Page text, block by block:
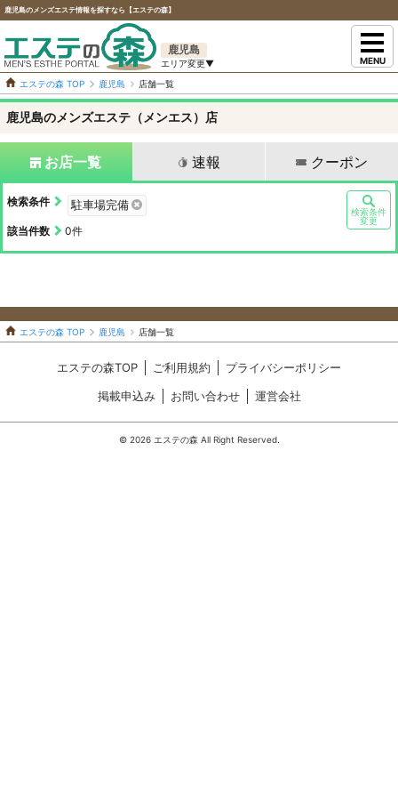
鹿児島のメンズエステ情報を探すなら【エステの森】
鹿児島
MENU
エステの森 TOP 鹿児島 店舗一覧
鹿児島のメンズエステ（メンエス）店
お店一覧 速報 クーポン
検索条件 駐車場完備
該当件数 0件
検索条件
変更
エステの森 TOP 鹿児島 店舗一覧
エステの森TOP ご利用規約
プライバシーポリシー
掲載申込み
お問い合わせ 運営会社
© 2026 エステの森 All Right Reserved.